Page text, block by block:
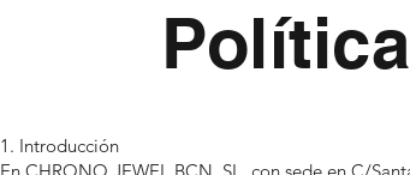
1. Introducción